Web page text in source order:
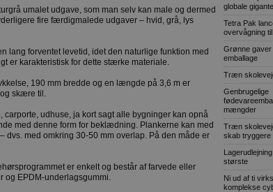
umalet udgave, som man selv kan male og dermed
fire færdigmalede udgaver – hvid, grå, lys
lang forventet levetid, idet den naturlige funktion med
er karakteristisk for dette stærke materiale.
190 mm bredde og en længde på 3,6 m er
skære til.
carporte, udhuse, ja kort sagt alle bygninger kan opnå
med denne form for beklædning. Plankerne kan med
dvs. med omkring 30-50 mm overlap. På den måde er
er enkelt og består af farvede eller
og EPDM-underlagsgummi.
globale
Tetra Pak
overvågning
Grønne gaver
emballage
Træn
Genbrugelige
mængder
Træn
skab tryggere
største
Ni ud af ti
komplekse